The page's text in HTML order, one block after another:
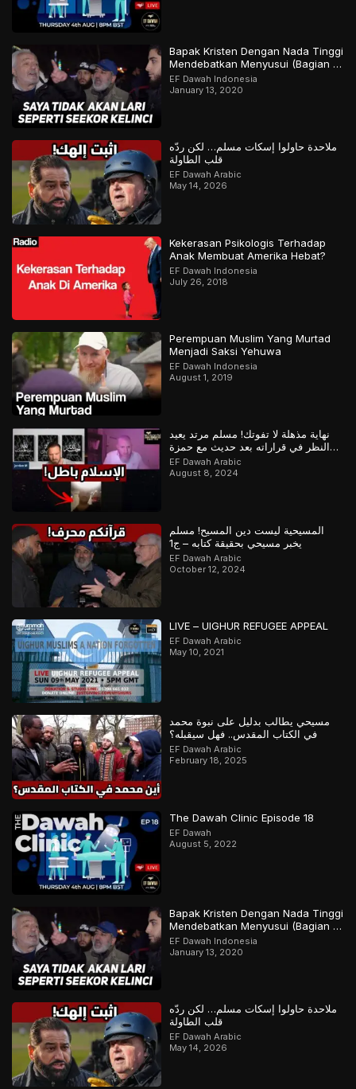
Bapak Kristen Dengan Nada Tinggi
Mendebatkan Menyusui (Bagian 2
Final)
EF Dawah Indonesia
January 13, 2020
ملاحدة حاولوا إسكات مسلم… لكن ردّه
قلب الطاولة
EF Dawah Arabic
May 14, 2026
Kekerasan Psikologis Terhadap
Anak Membuat Amerika Hebat?
EF Dawah Indonesia
July 26, 2018
Perempuan Muslim Yang Murtad
Menjadi Saksi Yehuwa
EF Dawah Indonesia
August 1, 2019
نهاية مذهلة لا تفوتك! مسلم مرتد يعيد
النظر في قراراته بعد حديث مع حمزة
وعباس
EF Dawah Arabic
August 8, 2024
المسيحية ليست دين المسيح! مسلم
يخبر مسيحي بحقيقة كتابه – ج1
EF Dawah Arabic
October 12, 2024
LIVE – UIGHUR REFUGEE APPEAL
EF Dawah Arabic
May 10, 2021
مسيحي يطالب بدليل على نبوة محمد
في الكتاب المقدس.. فهل سيقبله؟
EF Dawah Arabic
February 18, 2025
The Dawah Clinic Episode 18
EF Dawah
August 5, 2022
Bapak Kristen Dengan Nada Tinggi
Mendebatkan Menyusui (Bagian 2
Final)
EF Dawah Indonesia
January 13, 2020
ملاحدة حاولوا إسكات مسلم… لكن ردّه
قلب الطاولة
EF Dawah Arabic
May 14, 2026